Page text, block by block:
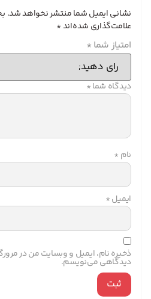
نشانی ایمیل شما منتشر نخواهد شد.
علامت‌گذاری شده‌اند*
امتیاز شما *
دیدگاه شما*
نام *
ایمیل*
ذخیره نام، ایمیل و وبسایت من در
دیدگاهی می‌نویسم.